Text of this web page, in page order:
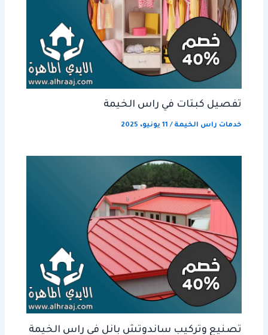
تفصيل كبتات في راس الخيمة
خدمات راس الخيمة / 11 يونيو، 2025
تصنيع وتركيب ساندوتش بانل في راس الخيمة